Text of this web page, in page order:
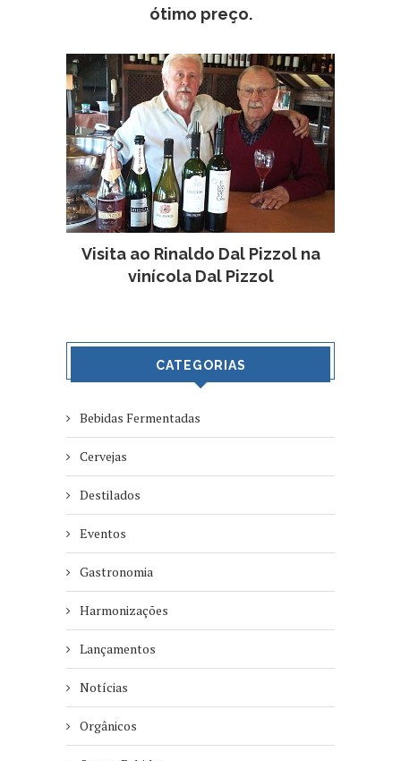
ótimo preço.
Visita ao Rinaldo Dal Pizzol na
vinícola Dal Pizzol
CATEGORIAS
Bebidas Fermentadas
Cervejas
Destilados
Eventos
Gastronomia
Harmonizações
Lançamentos
Notícias
Orgânicos